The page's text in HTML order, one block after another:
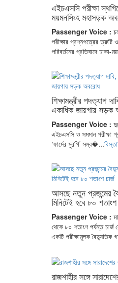
এইচএসসি পরীক্ষা
ময়মনসিংহ মহাসড়ক
Passenger Voice :
পরীক্ষার প্রশ্নপত্রের ত্রুটি
পরিবর্তনের প্রতিবাদে ঢাকা-
শিক্ষামন্ত্রীর পদত্যাগ
একাধিক জায়গায় সড়ক
Passenger Voice :
এইচএসসি ও সমমান পরীক্ষা
‘ফার্মের মুরগি’ সম্ব�...
আসছে নতুন প্রজন্মের
মিনিটেই হবে ৮০ শতাংশ
Passenger Voice :
থেকে ৮০ শতাংশ পর্যন্ত চার্জ
একটি পরীক্ষামূলক বৈদ্যুতিক
রাজশাহীর সঙ্গে